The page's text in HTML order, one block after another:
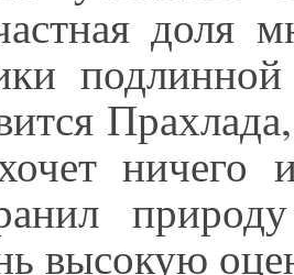
доля
ничего
высокую